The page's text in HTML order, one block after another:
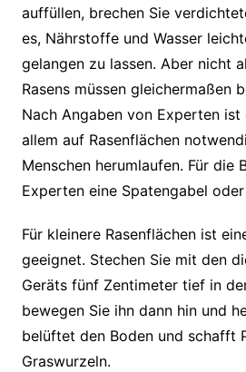
auffüllen, brechen Sie
es, Nährstoffe und Wasser
gelangen zu lassen. Aber nicht
Rasens müssen gleichermaßen
Nach Angaben von Experten
allem auf Rasenflächen
Menschen herumlaufen. Für die
Experten eine Spatengabel
Für kleinere Rasenflächen ist
geeignet. Stechen Sie mit den
Geräts fünf Zentimeter tief in
bewegen Sie ihn dann hin und
belüftet den Boden und schafft
Graswurzeln.